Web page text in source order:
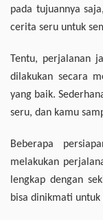
pada tujuannya
cerita seru untuk
Tentu, perjalanan
dilakukan secara
yang baik.
seru, dan kamu
Beberapa
melakukan
lengkap dengan
bisa dinikmati